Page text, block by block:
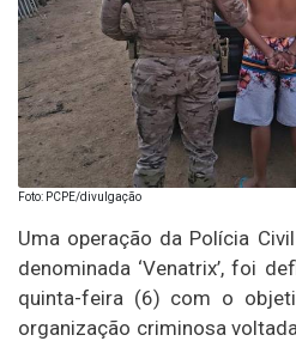
Foto: PCPE/divulgação
Uma operação da Polícia
denominada ‘Venatrix’, foi
quinta-feira (6) com o
organização criminosa